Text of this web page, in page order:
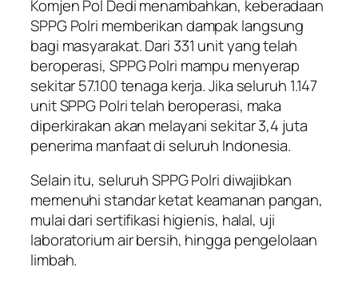
Komjen Pol Dedi menambahkan, keberadaan
SPPG Polri memberikan dampak langsung
bagi masyarakat. Dari 331 unit yang telah
beroperasi, SPPG Polri mampu menyerap
sekitar 57.100 tenaga kerja. Jika seluruh 1.147
unit SPPG Polri telah beroperasi, maka
diperkirakan akan melayani sekitar 3,4 juta
penerima manfaat di seluruh Indonesia.
Selain itu, seluruh SPPG Polri diwajibkan
memenuhi standar ketat keamanan pangan,
mulai dari sertifikasi higienis, halal, uji
laboratorium air bersih, hingga pengelolaan
limbah.